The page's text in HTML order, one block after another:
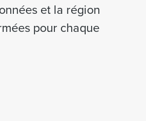
et la région
pour chaque